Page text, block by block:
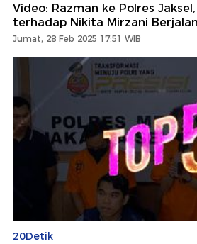
Video: Razman ke Polres
terhadap Nikita Mirzani Berjalan
Jumat, 28 Feb 2025 17:51 WIB
20Detik